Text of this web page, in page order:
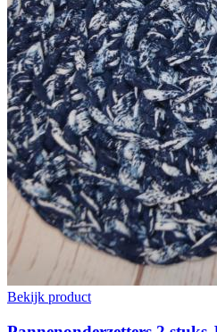
Bekijk product